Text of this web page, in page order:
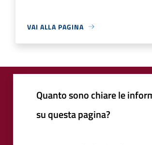
VAI ALLA PAGINA
Quanto sono chiare le
su questa pagina?